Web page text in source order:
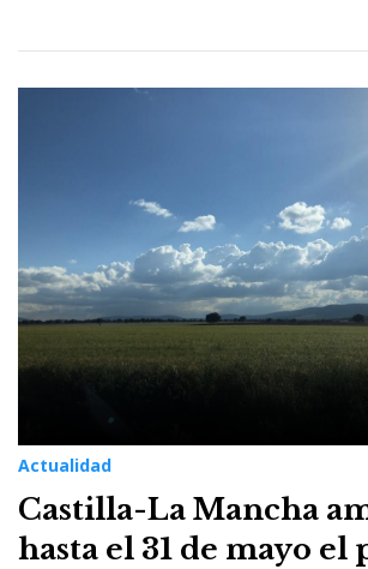
Actualidad
Castilla-La Mancha
hasta el 31 de mayo el